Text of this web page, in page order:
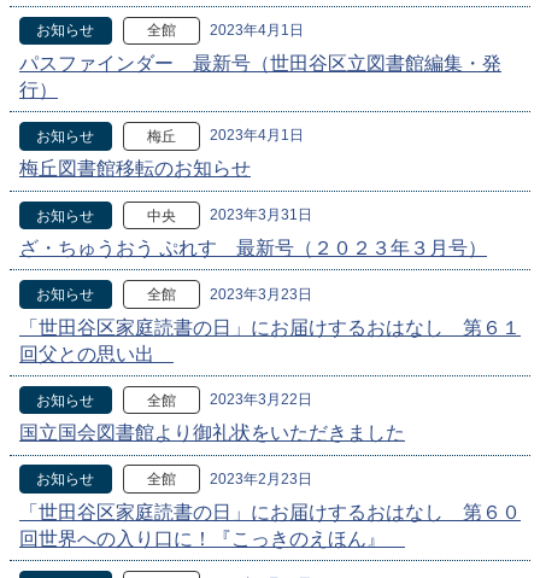
お知らせ 全館 2023年4月1日
パスファインダー 最新号（世田谷区立図書館編集・発
行）
お知らせ 梅丘 2023年4月1日
梅丘図書館移転のお知らせ
お知らせ 中央 2023年3月31日
ざ・ちゅうおう ぷれす 最新号（２０２３年３月号）
お知らせ 全館 2023年3月23日
「世田谷区家庭読書の日」にお届けするおはなし 第６１
回父との思い出
お知らせ 全館 2023年3月22日
国立国会図書館より御礼状をいただきました
お知らせ 全館 2023年2月23日
「世田谷区家庭読書の日」にお届けするおはなし 第６０
回世界への入り口に！『こっきのえほん』